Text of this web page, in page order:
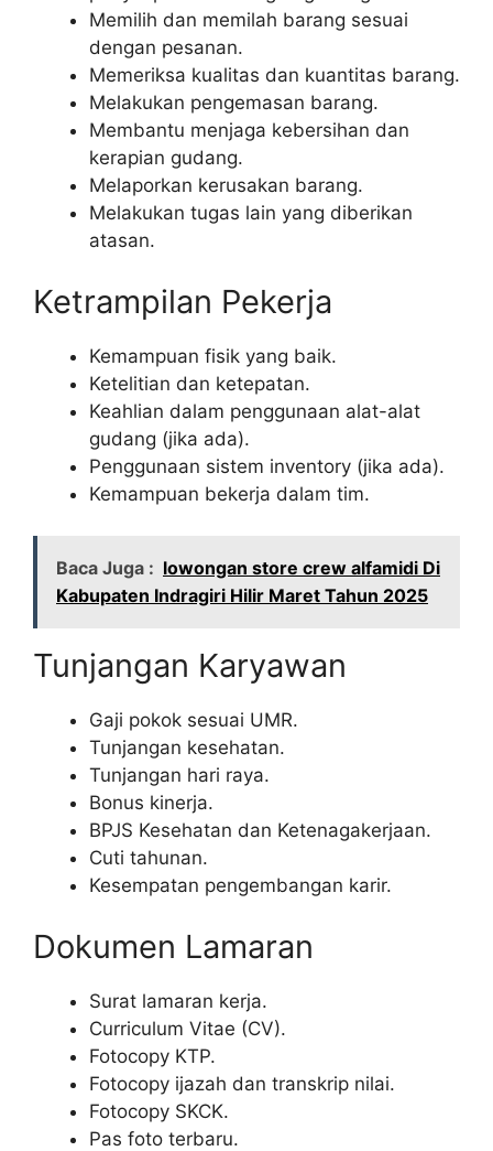
Memilih dan memilah barang sesuai
dengan pesanan.
Memeriksa kualitas dan kuantitas barang.
Melakukan pengemasan barang.
Membantu menjaga kebersihan dan
kerapian gudang.
Melaporkan kerusakan barang.
Melakukan tugas lain yang diberikan
atasan.
Ketrampilan Pekerja
Kemampuan fisik yang baik.
Ketelitian dan ketepatan.
Keahlian dalam penggunaan alat-alat
gudang (jika ada).
Penggunaan sistem inventory (jika ada).
Kemampuan bekerja dalam tim.
Baca Juga : lowongan store crew alfamidi Di
Kabupaten Indragiri Hilir Maret Tahun 2025
Tunjangan Karyawan
Gaji pokok sesuai UMR.
Tunjangan kesehatan.
Tunjangan hari raya.
Bonus kinerja.
BPJS Kesehatan dan Ketenagakerjaan.
Cuti tahunan.
Kesempatan pengembangan karir.
Dokumen Lamaran
Surat lamaran kerja.
Curriculum Vitae (CV).
Fotocopy KTP.
Fotocopy ijazah dan transkrip nilai.
Fotocopy SKCK.
Pas foto terbaru.